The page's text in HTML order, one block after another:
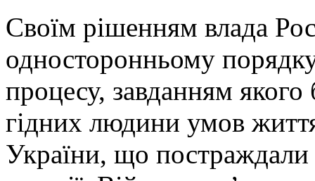
Своїм рішенням влада
односторонньому
процесу, завданням якого
гідних людини умов
України, що постраждали